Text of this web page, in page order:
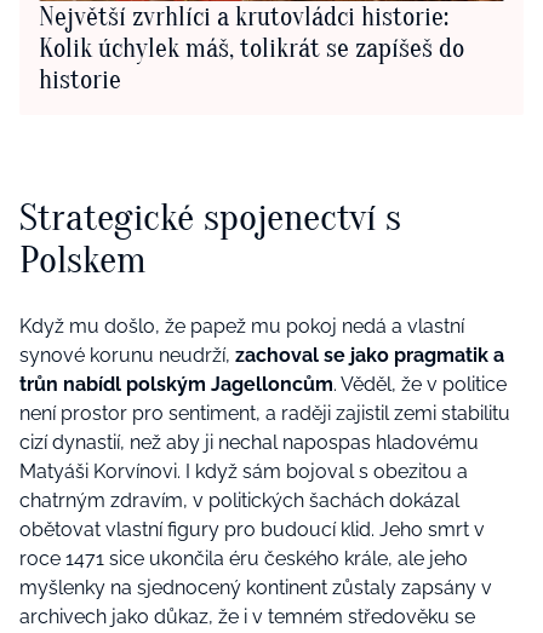
Největší zvrhlíci a krutovládci historie:
Kolik úchylek máš, tolikrát se zapíšeš do
historie
Strategické spojenectví s
Polskem
Když mu došlo, že papež mu pokoj nedá a vlastní
synové korunu neudrží, zachoval se jako pragmatik a
trůn nabídl polským Jagelloncům. Věděl, že v politice
není prostor pro sentiment, a raději zajistil zemi stabilitu
cizí dynastií, než aby ji nechal napospas hladovému
Matyáši Korvínovi. I když sám bojoval s obezitou a
chatrným zdravím, v politických šachách dokázal
obětovat vlastní figury pro budoucí klid. Jeho smrt v
roce 1471 sice ukončila éru českého krále, ale jeho
myšlenky na sjednocený kontinent zůstaly zapsány v
archivech jako důkaz, že i v temném středověku se